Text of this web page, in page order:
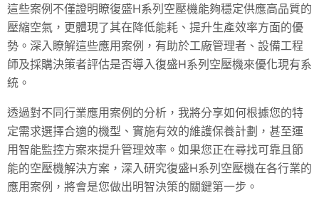
這些案例不僅證明瞭復盛H系列空壓機能夠穩定供應高品質的
壓縮空氣，更體現了其在降低能耗、提升生產效率方面的優
勢。深入瞭解這些應用案例，有助於工廠管理者、設備工程
師及採購決策者評估是否導入復盛H系列空壓機來優化現有系
統。
透過對不同行業應用案例的分析，我將分享如何根據您的特
定需求選擇合適的機型、實施有效的維護保養計劃，甚至運
用智能監控方案來提升管理效率。如果您正在尋找可靠且節
能的空壓機解決方案，深入研究復盛H系列空壓機在各行業的
應用案例，將會是您做出明智決策的關鍵第一步。